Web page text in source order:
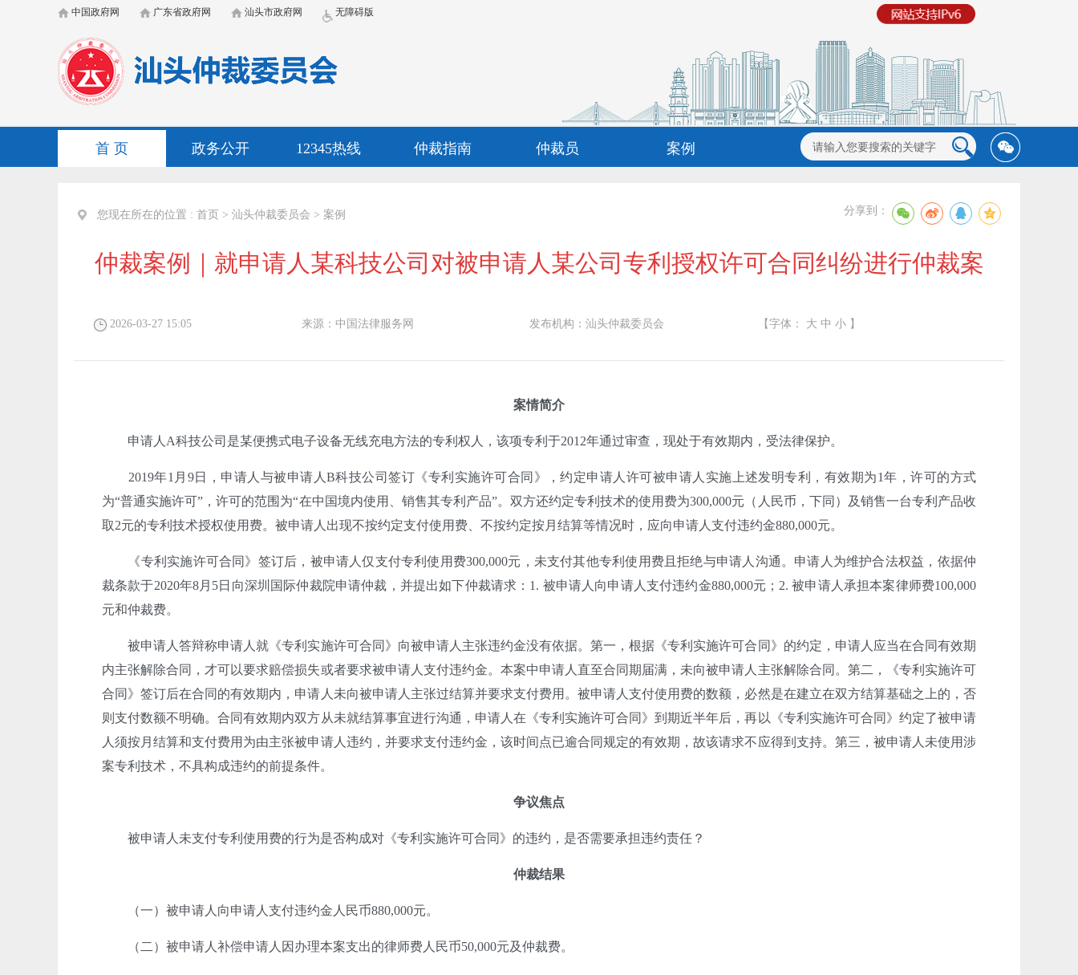
中国政府网 广东省政府网 汕头市政府网 无障碍版
首 页 政务公开 12345热线 仲裁指南 仲裁员 案例
您现在所在的位置 : 首页 > 汕头仲裁委员会 > 案例 分享到：
仲裁案例｜就申请人某科技公司对被申请人某公司专利授权许可合同纠纷进行仲裁案
2026-03-27 15:05 来源： 中国法律服务网 发布机构：汕头仲裁委员会 【字体： 大 中 小 】
案情简介
申请人A科技公司是某便携式电子设备无线充电方法的专利权人，该项专利于2012年通过审查，现处于有效期内，受法律保护。
2019年1月9日，申请人与被申请人B科技公司签订《专利实施许可合同》，约定申请人许可被申请人实施上述发明专利，有效期为1年，许可的方式
为“普通实施许可”，许可的范围为“在中国境内使用、销售其专利产品”。双方还约定专利技术的使用费为300,000元（人民币，下同）及销售一台专利产品收
取2元的专利技术授权使用费。被申请人出现不按约定支付使用费、不按约定按月结算等情况时，应向申请人支付违约金880,000元。
《专利实施许可合同》签订后，被申请人仅支付专利使用费300,000元，未支付其他专利使用费且拒绝与申请人沟通。申请人为维护合法权益，依据仲
裁条款于2020年8月5日向深圳国际仲裁院申请仲裁，并提出如下仲裁请求：1. 被申请人向申请人支付违约金880,000元；2. 被申请人承担本案律师费100,000
元和仲裁费。
被申请人答辩称申请人就《专利实施许可合同》向被申请人主张违约金没有依据。第一，根据《专利实施许可合同》的约定，申请人应当在合同有效期
内主张解除合同，才可以要求赔偿损失或者要求被申请人支付违约金。本案中申请人直至合同期届满，未向被申请人主张解除合同。第二，《专利实施许可
合同》签订后在合同的有效期内，申请人未向被申请人主张过结算并要求支付费用。被申请人支付使用费的数额，必然是在建立在双方结算基础之上的，否
则支付数额不明确。合同有效期内双方从未就结算事宜进行沟通，申请人在《专利实施许可合同》到期近半年后，再以《专利实施许可合同》约定了被申请
人须按月结算和支付费用为由主张被申请人违约，并要求支付违约金，该时间点已逾合同规定的有效期，故该请求不应得到支持。第三，被申请人未使用涉
案专利技术，不具构成违约的前提条件。
争议焦点
被申请人未支付专利使用费的行为是否构成对《专利实施许可合同》的违约，是否需要承担违约责任？
仲裁结果
（一）被申请人向申请人支付违约金人民币880,000元。
（二）被申请人补偿申请人因办理本案支出的律师费人民币50,000元及仲裁费。